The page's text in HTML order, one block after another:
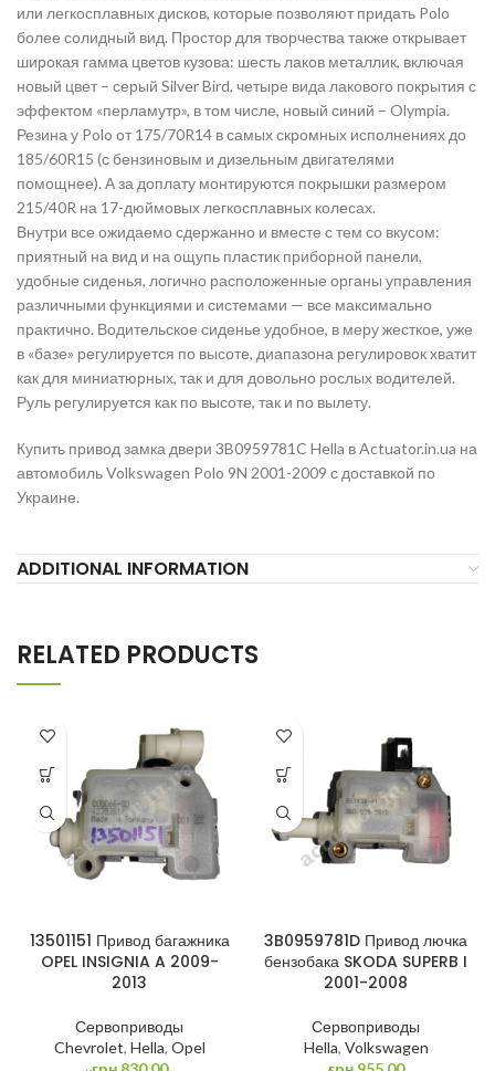
или легкосплавных дисков, которые позволяют придать Polo
более солидный вид. Простор для творчества также открывает
широкая гамма цветов кузова: шесть лаков металлик, включая
новый цвет – серый Silver Bird, четыре вида лакового покрытия с
эффектом «перламутр», в том числе, новый синий – Olympia.
Резина у Polo от 175/70R14 в самых скромных исполнениях до
185/60R15 (с бензиновым и дизельным двигателями
помощнее). А за доплату монтируются покрышки размером
215/40R на 17-дюймовых легкосплавных колесах.
Внутри все ожидаемо сдержанно и вместе с тем со вкусом:
приятный на вид и на ощупь пластик приборной панели,
удобные сиденья, логично расположенные органы управления
различными функциями и системами — все максимально
практично. Водительское сиденье удобное, в меру жесткое, уже
в «базе» регулируется по высоте, диапазона регулировок хватит
как для миниатюрных, так и для довольно рослых водителей.
Руль регулируется как по высоте, так и по вылету.
Купить привод замка двери 3B0959781C Hella в Actuator.in.ua на
автомобиль Volkswagen Polo 9N 2001-2009 с доставкой по
Украине.
ADDITIONAL INFORMATION
RELATED PRODUCTS
13501151 Привод багажника
OPEL INSIGNIA A 2009-
2013
Сервоприводы
Chevrolet, Hella, Opel
3B0959781D Привод лючка
бензобака SKODA SUPERB I
2001-2008
Сервоприводы
Hella, Volkswagen